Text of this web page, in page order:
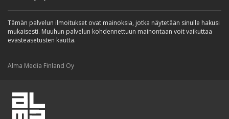
Tämän palvelun ilmoitukset ovat mainoksia, jotka näytetään sinulle hakusi
mukaisesti. Muuhun palvelun kohdennettuun mainontaan voit vaikuttaa
evästeasetusten kautta.
Alma Media Finland Oy